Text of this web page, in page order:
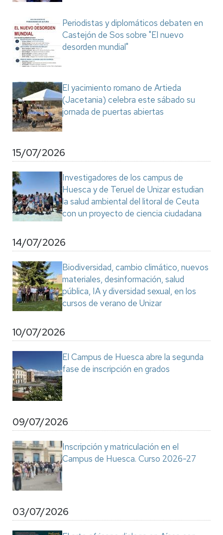
Periodistas y diplomáticos debaten en
Castejón de Sos sobre "El nuevo
desorden mundial"
El yacimiento romano de Artieda
(Jacetania) celebra este sábado su
jornada de puertas abiertas
15/07/2026
Investigadores de los campus de
Huesca y de Teruel de Unizar estudian
la salud ambiental del litoral de Ceuta
con un proyecto de ciencia ciudadana
14/07/2026
Biodiversidad, cambio climático, nuevos
materiales, desinformación, salud
pública, IA y diversidad sexual, en los
cursos de verano de Unizar
10/07/2026
El Campus de Huesca abre la segunda
fase de inscripción en grados
09/07/2026
Inscripción y matriculación en el
Campus de Huesca. Curso 2026-27
03/07/2026